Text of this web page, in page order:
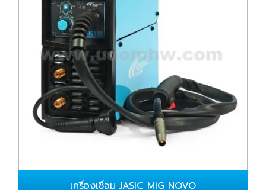
เครื่องเชื่อม JASIC MIG NOVO